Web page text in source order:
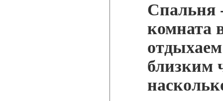
Спальня
комната
близким